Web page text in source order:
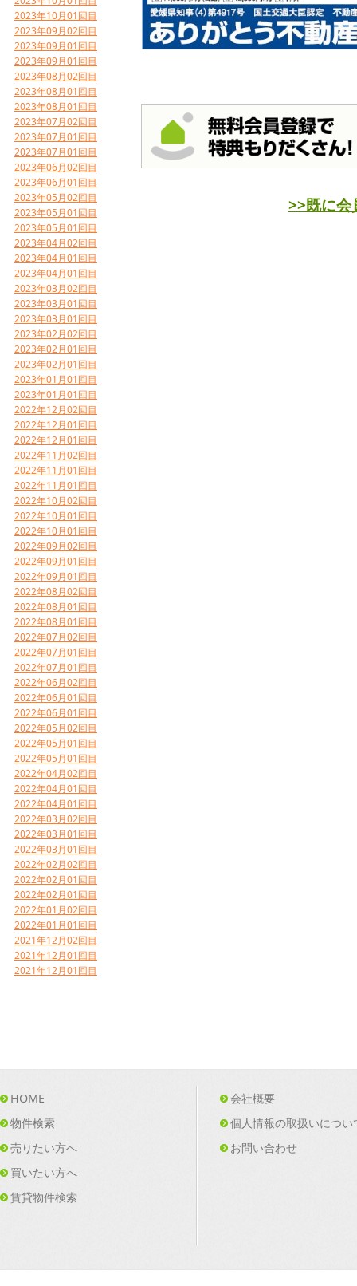
2023年10月01回目
2023年09月02回目
2023年09月01回目
2023年09月01回目
2023年08月02回目
2023年08月01回目
2023年08月01回目
2023年07月02回目
2023年07月01回目
2023年07月01回目
2023年06月02回目
2023年06月01回目
2023年05月02回目
2023年05月01回目
2023年05月01回目
2023年04月02回目
2023年04月01回目
2023年04月01回目
2023年03月02回目
2023年03月01回目
2023年03月01回目
2023年02月02回目
2023年02月01回目
2023年02月01回目
2023年01月01回目
2023年01月01回目
2022年12月02回目
2022年12月01回目
2022年12月01回目
2022年11月02回目
2022年11月01回目
2022年11月01回目
2022年10月02回目
2022年10月01回目
2022年10月01回目
2022年09月02回目
2022年09月01回目
2022年09月01回目
2022年08月02回目
2022年08月01回目
2022年08月01回目
2022年07月02回目
2022年07月01回目
2022年07月01回目
2022年06月02回目
2022年06月01回目
2022年06月01回目
2022年05月02回目
2022年05月01回目
2022年05月01回目
2022年04月02回目
2022年04月01回目
2022年04月01回目
2022年03月02回目
2022年03月01回目
2022年03月01回目
2022年02月02回目
2022年02月01回目
2022年02月01回目
2022年01月02回目
2022年01月01回目
2021年12月02回目
2021年12月01回目
2021年12月01回目
>>既に会
HOME
物件検索
売りたい方へ
買いたい方へ
賃貸物件検索
会社概要
個人情報の取扱いについ
お問い合わせ